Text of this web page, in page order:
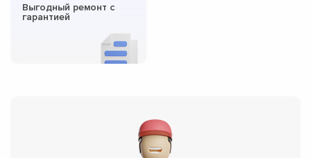
Выгодный ремонт с
гарантией